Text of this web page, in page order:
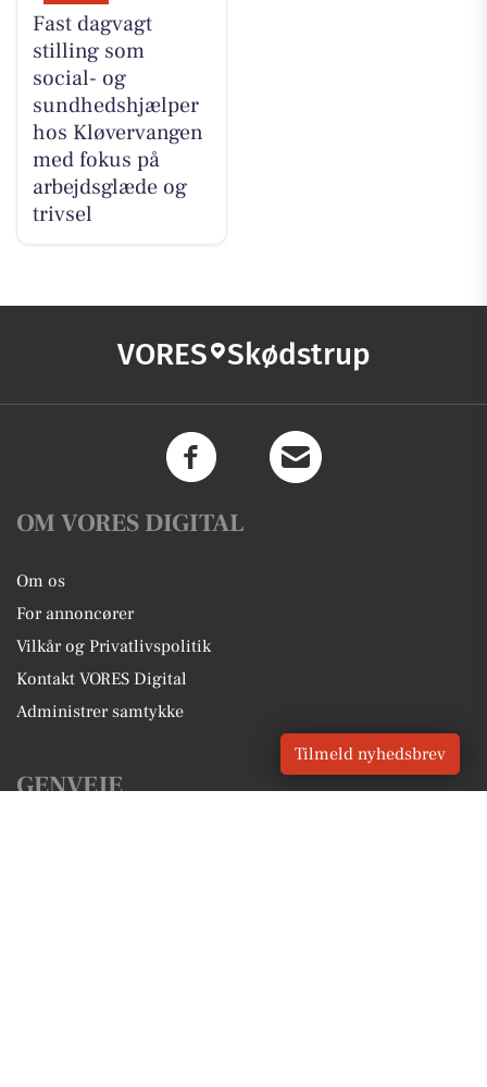
Fast dagvagt
stilling som
social- og
sundhedshjælper
hos Kløvervangen
med fokus på
arbejdsglæde og
trivsel
VORES Skødstrup
OM VORES DIGITAL
Om os
For annoncører
Vilkår og Privatlivspolitik
Kontakt VORES Digital
Administrer samtykke
GENVEJE
Tilmeld nyhedsbrev